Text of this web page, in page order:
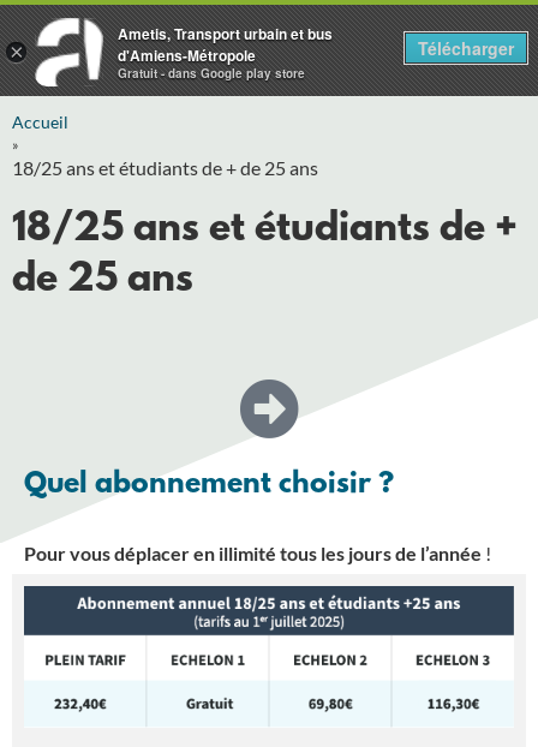
Accueil
»
18/25 ans et étudiants de + de 25 ans
18/25 ans et étudiants de +
de 25 ans
Quel abonnement choisir ?
Pour vous déplacer en illimité tous les jours de l’année !
×
Ametis, Transport urbain et bus
d'Amiens-Métropole
Gratuit - dans Google play store
Télécharger